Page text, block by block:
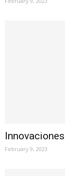
February 9, 2023